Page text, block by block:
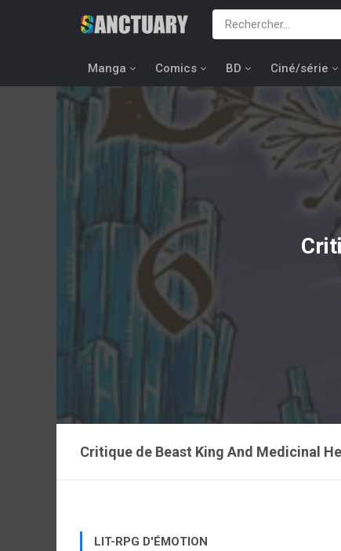
Manga Comics BD Ciné/série
Critique de Beast King And Medicinal
LIT-RPG D'ÉMOTION